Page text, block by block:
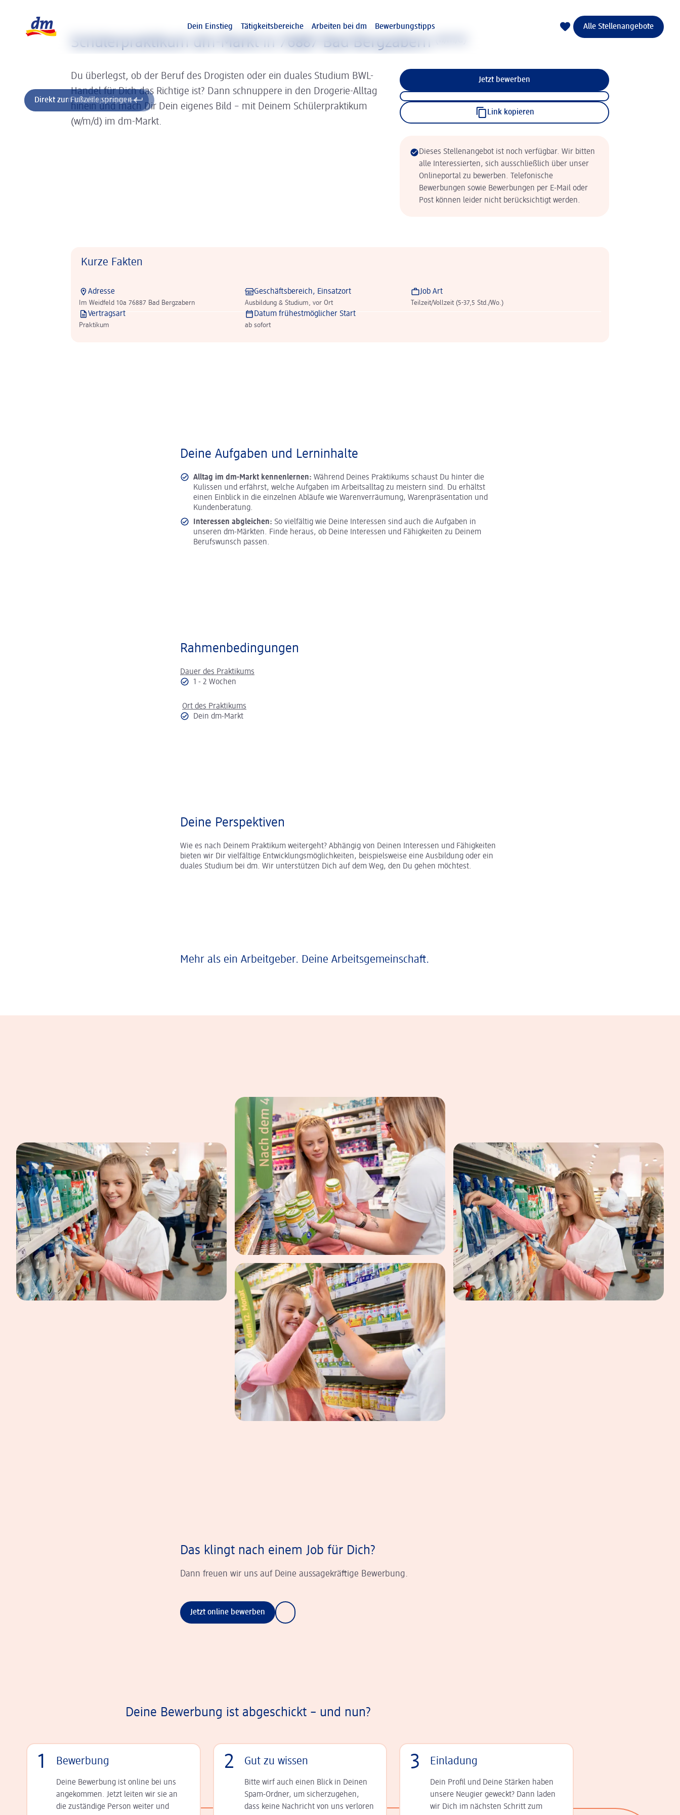
Direkt zum Inhalt springen
Direkt zur Fußzeile springen
Dein Einstieg
Tätigkeitsbereiche Arbeiten bei dm Bewerbungstipps Alle Stellenangebote
Schülerpraktikum dm-Markt in 76887 Bad Bergzabern
Du überlegst, ob der Beruf des Drogisten oder ein duales Studium BWL-
Handel für Dich das Richtige ist? Dann schnuppere in den Drogerie-Alltag
hinein und mach Dir Dein eigenes Bild – mit Deinem Schülerpraktikum
(w/m/d) im dm-Markt.
Jetzt bewerben
Link kopieren
Dieses Stellenangebot ist noch verfügbar. Wir bitten
alle Interessierten, sich ausschließlich über unser
Onlineportal zu bewerben. Telefonische
Bewerbungen sowie Bewerbungen per E-Mail oder
Post können leider nicht berücksichtigt werden.
Kurze Fakten
Adresse
Im Weidfeld 10a 76887 Bad Bergzabern
Geschäftsbereich, Einsatzort
Ausbildung & Studium, vor Ort
Job Art
Teilzeit/Vollzeit (5-37,5 Std./Wo.)
Vertragsart
Praktikum
Datum frühestmöglicher Start
ab sofort
Deine Aufgaben und Lerninhalte
Alltag im dm-Markt kennenlernen: Während Deines Praktikums schaust Du hinter die
Kulissen und erfährst, welche Aufgaben im Arbeitsalltag zu meistern sind. Du erhältst
einen Einblick in die einzelnen Abläufe wie Warenverräumung, Warenpräsentation und
Kundenberatung.
Interessen abgleichen: So vielfältig wie Deine Interessen sind auch die Aufgaben in
unseren dm-Märkten. Finde heraus, ob Deine Interessen und Fähigkeiten zu Deinem
Berufswunsch passen.
Rahmenbedingungen
Dauer des Praktikums
1 - 2 Wochen
Ort des Praktikums
Dein dm-Markt
Deine Perspektiven
Wie es nach Deinem Praktikum weitergeht? Abhängig von Deinen Interessen und Fähigkeiten
bieten wir Dir vielfältige Entwicklungsmöglichkeiten, beispielsweise eine Ausbildung oder ein
duales Studium bei dm. Wir unterstützen Dich auf dem Weg, den Du gehen möchtest.
Mehr als ein Arbeitgeber. Deine Arbeitsgemeinschaft.
Das klingt nach einem Job für Dich?
Dann freuen wir uns auf Deine aussagekräftige Bewerbung.
Jetzt online bewerben
Deine Bewerbung ist abgeschickt – und nun?
1 Bewerbung
Deine Bewerbung ist online bei uns
angekommen. Jetzt leiten wir sie an
die zu­stän­dige Person weiter und
2 Gut zu wissen
Bitte wirf auch einen Blick in Deinen
Spam-Ordner, um sicherzugehen,
dass keine Nachricht von uns verloren
3 Einladung
Dein Profil und Deine Stär­ken haben
unsere Neugier geweckt? Dann laden
wir Dich im nächsten Schritt zum